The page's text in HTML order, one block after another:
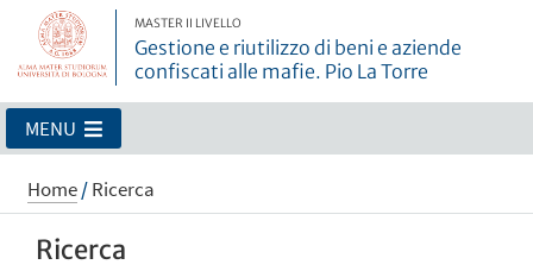
MASTER II LIVELLO
Gestione e riutilizzo di beni e aziende
confiscati alle mafie. Pio La Torre
MENU
Home/Ricerca
Ricerca